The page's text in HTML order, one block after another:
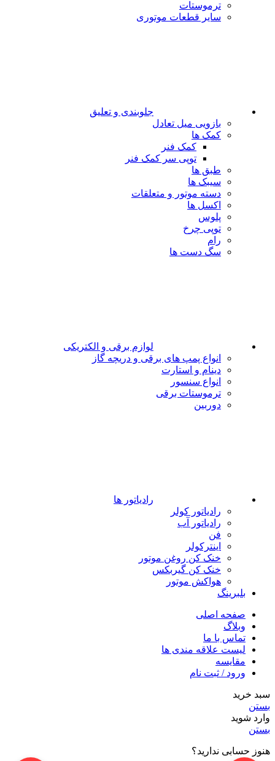
ترموستات
سایر قطعات موتوری
جلوبندی و تعلیق
بازویی میل تعادل
کمک ها
کمک فنر
توپی سر کمک فنر
طبق ها
سیبک ها
دسته موتور و متعلقات
اکسل ها
پلوس
توپی چرخ
رام
سگ دست ها
لوازم برقی و الکتریکی
انواع پمپ های برقی و دریچه گاز
دینام و استارت
انواع سنسور
ترموستات برقی
دوربین
رادیاتور ها
رادیاتور کولر
رادیاتور آب
فن
اینترکولر
خنک کن روغن موتور
خنک کن گیربکس
هواکش موتور
بلبرینگ
صفحه اصلی
وبلاگ
تماس با ما
لیست علاقه مندی ها
مقایسه
ورود / ثبت نام
سبد خرید
بستن
وارد شوید
بستن
هنوز حسابی ندارید؟